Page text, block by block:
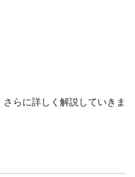
らに詳しく解説していきま